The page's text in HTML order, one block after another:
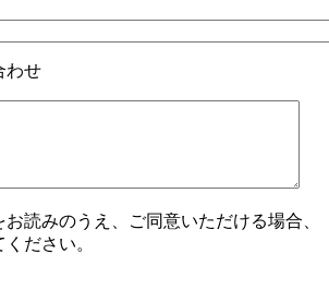
わせ
お読みのうえ、ご同意いただける場合、
ださい。